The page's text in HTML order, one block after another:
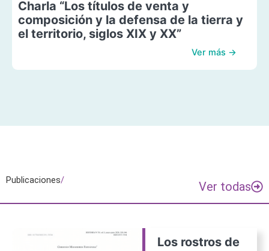
Charla “Los títulos de venta y
composición y la defensa de la tierra y
el territorio, siglos XIX y XX”
Ver más →
Publicaciones/ Ver todas
Los rostros de